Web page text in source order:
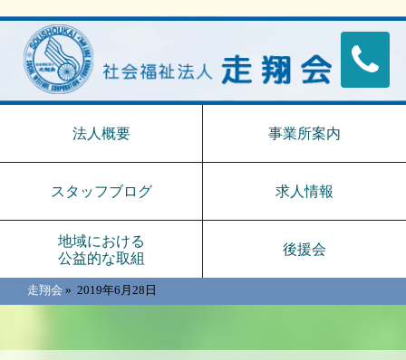
法人概要 事業所案内
スタッフブログ 求人情報
地域における
公益的な取組
後援会
走翔会 » 2019年6月28日